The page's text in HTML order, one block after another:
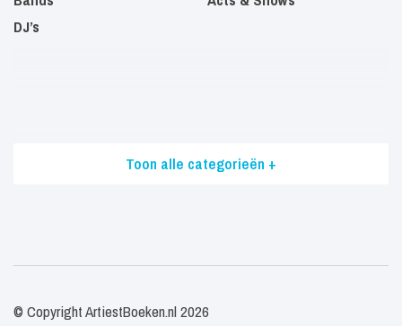
DJ’s
Toon alle categorieën +
© Copyright ArtiestBoeken.nl 2026